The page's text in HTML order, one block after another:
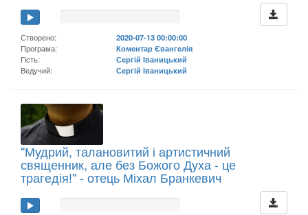
Створено:
2020-07-13 00:00:00
Програма:
Коментар Євангелія
Гість:
Сергій Іваницький
Ведучий:
Сергій Іваницький
"Мудрий, талановитий і артистичний
священник, але без Божого Духа - це
трагедія!" - отець Міхал Бранкевич